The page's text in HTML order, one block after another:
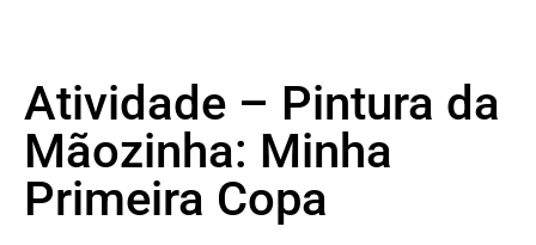
Atividade – Pintura da
Mãozinha: Minha
Primeira Copa